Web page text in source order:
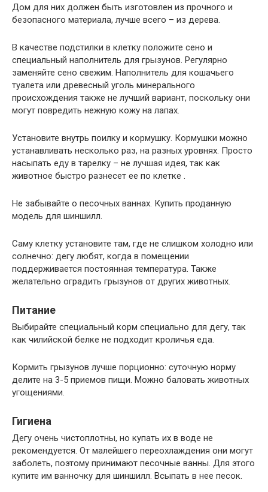
Дом для них должен быть изготовлен из прочного и
безопасного материала, лучше всего – из дерева.
В качестве подстилки в клетку положите сено и
специальный наполнитель для грызунов. Регулярно
заменяйте сено свежим. Наполнитель для кошачьего
туалета или древесный уголь минерального
происхождения также не лучший вариант, поскольку они
могут повредить нежную кожу на лапах.
Установите внутрь поилку и кормушку. Кормушки можно
устанавливать несколько раз, на разных уровнях. Просто
насыпать еду в тарелку – не лучшая идея, так как
животное быстро разнесет ее по клетке .
Не забывайте о песочных ваннах. Купить проданную
модель для шиншилл.
Саму клетку установите там, где не слишком холодно или
солнечно: дегу любят, когда в помещении
поддерживается постоянная температура. Также
желательно оградить грызунов от других животных.
Питание
Выбирайте специальный корм специально для дегу, так
как чилийской белке не подходит кроличья еда.
Кормить грызунов лучше порционно: суточную норму
делите на 3-5 приемов пищи. Можно баловать животных
угощениями.
Гигиена
Дегу очень чистоплотны, но купать их в воде не
рекомендуется. От малейшего переохлаждения они могут
заболеть, поэтому принимают песочные ванны. Для этого
купите им ванночку для шиншилл. Всыпать в нее песок.